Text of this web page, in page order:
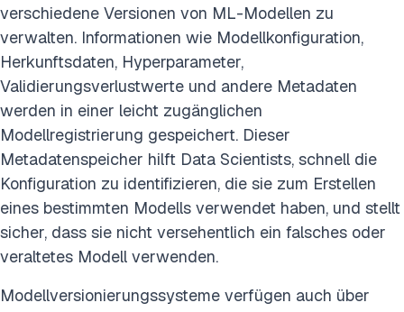
verschiedene Versionen von ML-Modellen zu
verwalten. Informationen wie Modellkonfiguration,
Herkunftsdaten, Hyperparameter,
Validierungsverlustwerte und andere Metadaten
werden in einer leicht zugänglichen
Modellregistrierung gespeichert. Dieser
Metadatenspeicher hilft Data Scientists, schnell die
Konfiguration zu identifizieren, die sie zum Erstellen
eines bestimmten Modells verwendet haben, und stellt
sicher, dass sie nicht versehentlich ein falsches oder
veraltetes Modell verwenden.
Modellversionierungssysteme verfügen auch über